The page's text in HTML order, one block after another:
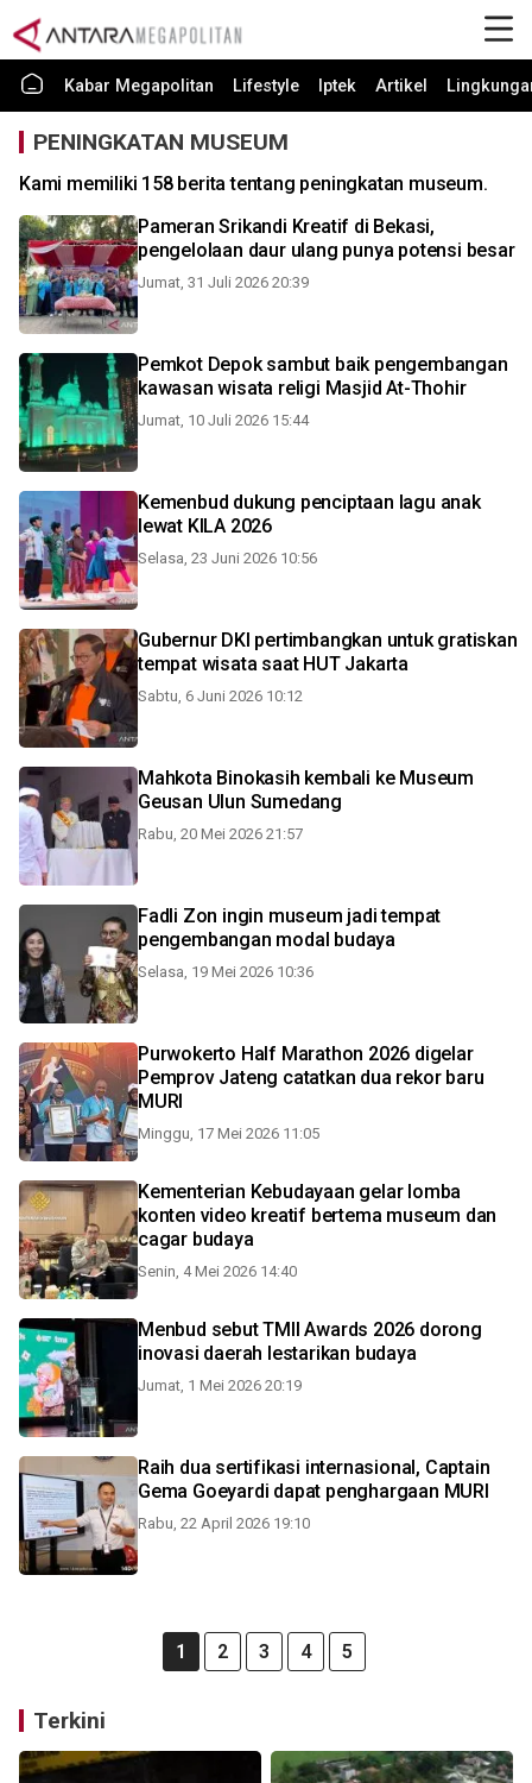
Kabar Megapolitan Lifestyle Iptek Artikel
PENINGKATAN MUSEUM
Kami memiliki 158 berita tentang peningkatan museum.
Pameran Srikandi Kreatif di Bekasi,
pengelolaan daur ulang punya potensi besar
Jumat, 31 Juli 2026 20:39
Pemkot Depok sambut baik pengembangan
kawasan wisata religi Masjid At-Thohir
Jumat, 10 Juli 2026 15:44
Kemenbud dukung penciptaan lagu anak
lewat KILA 2026
Selasa, 23 Juni 2026 10:56
Gubernur DKI pertimbangkan untuk gratiskan
tempat wisata saat HUT Jakarta
Sabtu, 6 Juni 2026 10:12
Mahkota Binokasih kembali ke Museum
Geusan Ulun Sumedang
Rabu, 20 Mei 2026 21:57
Fadli Zon ingin museum jadi tempat
pengembangan modal budaya
Selasa, 19 Mei 2026 10:36
Purwokerto Half Marathon 2026 digelar
Pemprov Jateng catatkan dua rekor baru
MURI
Minggu, 17 Mei 2026 11:05
Kementerian Kebudayaan gelar lomba
konten video kreatif bertema museum dan
cagar budaya
Senin, 4 Mei 2026 14:40
Menbud sebut TMII Awards 2026 dorong
inovasi daerah lestarikan budaya
Jumat, 1 Mei 2026 20:19
Raih dua sertifikasi internasional, Captain
Gema Goeyardi dapat penghargaan MURI
Rabu, 22 April 2026 19:10
1 2 3 4 5
Terkini